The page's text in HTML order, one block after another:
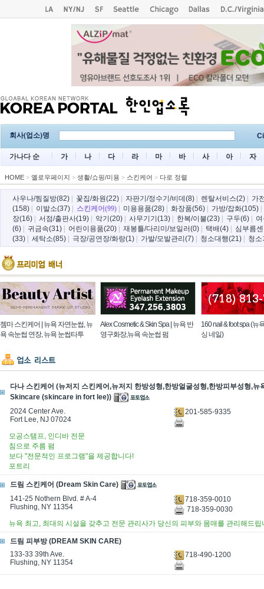
회사(업소)명
가나다 순 가 나 다 라 마 바 사 아 자
HOME > 옐로우페이지 > 생활/쇼핑/미용 > 스킨케어 > 다로 정렬
사우나/찜질방(82) 꽃집/화원(22) 자판기/정수기/비데(8) 렌탈서비스(2)
가
(158)
이발소(37) 스킨케어(99) 미용용품(28) 화장품(56) 가방/잡화(105)
장(16)
서점/출판사(19) 악기(20) 사무기기(13) 한복/이불(23) 구두(6)
(6)
귀금속(31) 어린이용품(20) 재봉틀/다리미/보일러(0) 택배(4)
심부름
(33)
세탁소(85) 극장/공연장/화랑(1) 가발/모발관리(7) 청소대행(21) 청
젬마 스킨케어 | 뉴욕 자연눈썹, 뉴
욕 속눈썹 연장, 뉴욕 눈썹타투
Alex Cosmetic & Skin Spa | 뉴욕 반
영구화장,뉴욕 속눈썹 펌
160 nail & foot spa (뉴
싱 네일)
다나 스킨케어 (뉴저지 스킨케어,뉴저지 한방성형,한방얼굴성형,한방피부성형,뉴
Skincare (skincare in fort lee))
2024 Center Ave.
Fort Lee, NJ 07024
201-585-9335
모공스탬프, 인디바 전문
침으로 주름 폄
보다 "전문적인 프로그램"을 제공합니다!
포트리
드림 스킨케어 (Dream Skin Care)
141-25 Nothern Blvd. # A-4
Flushing, NY 11354
718-359-0010
718-359-0030
뉴욕 최고, 최대의 시설을 갖추고 전문 관리사가 당신의 피부와 몸매를 관리해드립
드림 피부방 (DREAM SKIN CARE)
133-33 39th Ave.
Flushing, NY 11354
718-490-1200